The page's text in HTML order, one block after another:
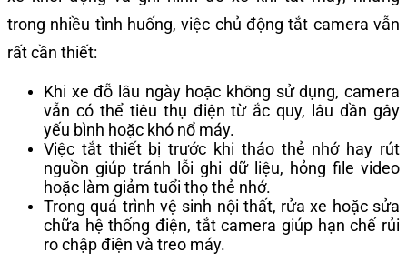
trong nhiều tình huống, việc chủ động tắt camera vẫn
rất cần thiết:
Khi xe đỗ lâu ngày hoặc không sử dụng, camera
vẫn có thể tiêu thụ điện từ ắc quy, lâu dần gây
yếu bình hoặc khó nổ máy.
Việc tắt thiết bị trước khi tháo thẻ nhớ hay rút
nguồn giúp tránh lỗi ghi dữ liệu, hỏng file video
hoặc làm giảm tuổi thọ thẻ nhớ.
Trong quá trình vệ sinh nội thất, rửa xe hoặc sửa
chữa hệ thống điện, tắt camera giúp hạn chế rủi
ro chập điện và treo máy.